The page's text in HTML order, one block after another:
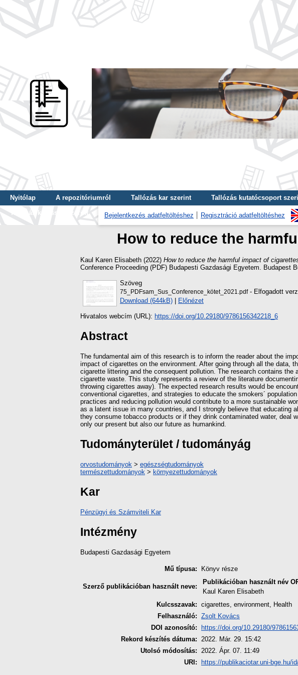
Nyitólap A repozitóriumról Tallózás kar szerint Tallózás kutatócsoport
Tallózás kulcsszó szerint
Bejelentkezés adatfeltöltéshez Regisztráció adatfeltöltéshez
How to reduce the
Kaul Karen Elisabeth (2022) How to reduce the harmful impact of
Conference Proceeding (PDF) Budapesti Gazdasági Egyetem. Budapest
Szöveg
75_PDFsam_Sus_Conference_kötet_2021.pdf- Elfogadott
Download (644kB) | Előnézet
Hivatalos webcím (URL): https://doi.org/10.29180/9786156342218_6
Abstract
The fundamental aim of this research is to inform the reader about the
impact of cigarettes on the environment. After going through all the data,
cigarette littering and the consequent pollution. The research contains
cigarette waste. This study represents a review of the literature
throwing cigarettes away). The expected research results would be
conventional cigarettes, and strategies to educate the smokers´
practices and reducing pollution would contribute to a more sustainable
as a latent issue in many countries, and I strongly believe that educating
they consume tobacco products or if they drink contaminated water,
only our present but also our future as humankind.
Tudományterület / tudományág
orvostudományok > egészségtudományok
természettudományok > környezettudományok
Kar
Pénzügyi és Számviteli Kar
Intézmény
Budapesti Gazdasági Egyetem
Mű típusa: Könyv része
Szerző publikációban használt neve:
Publikációban használt név
Kaul Karen Elisabeth
Kulcsszavak: cigarettes, environment, Health
Felhasználó: Zsolt Kovács
DOI azonosító:
https://doi.org/10.29180/
Rekord készítés dátuma: 2022. Már. 29. 15:42
Utolsó módosítás: 2022. Ápr. 07. 11:49
URI:
https://publikaciotar.uni-bge.hu/